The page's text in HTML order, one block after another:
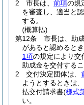
2
市長は、 前項の規
を審査し、適当と
する。
(概算払)
第12条
市長は、助
があると認めるとき
1項の規定により交
助成金を交付するこ
2
交付決定団体は、
ようとするときは
払交付請求書(様式
い。